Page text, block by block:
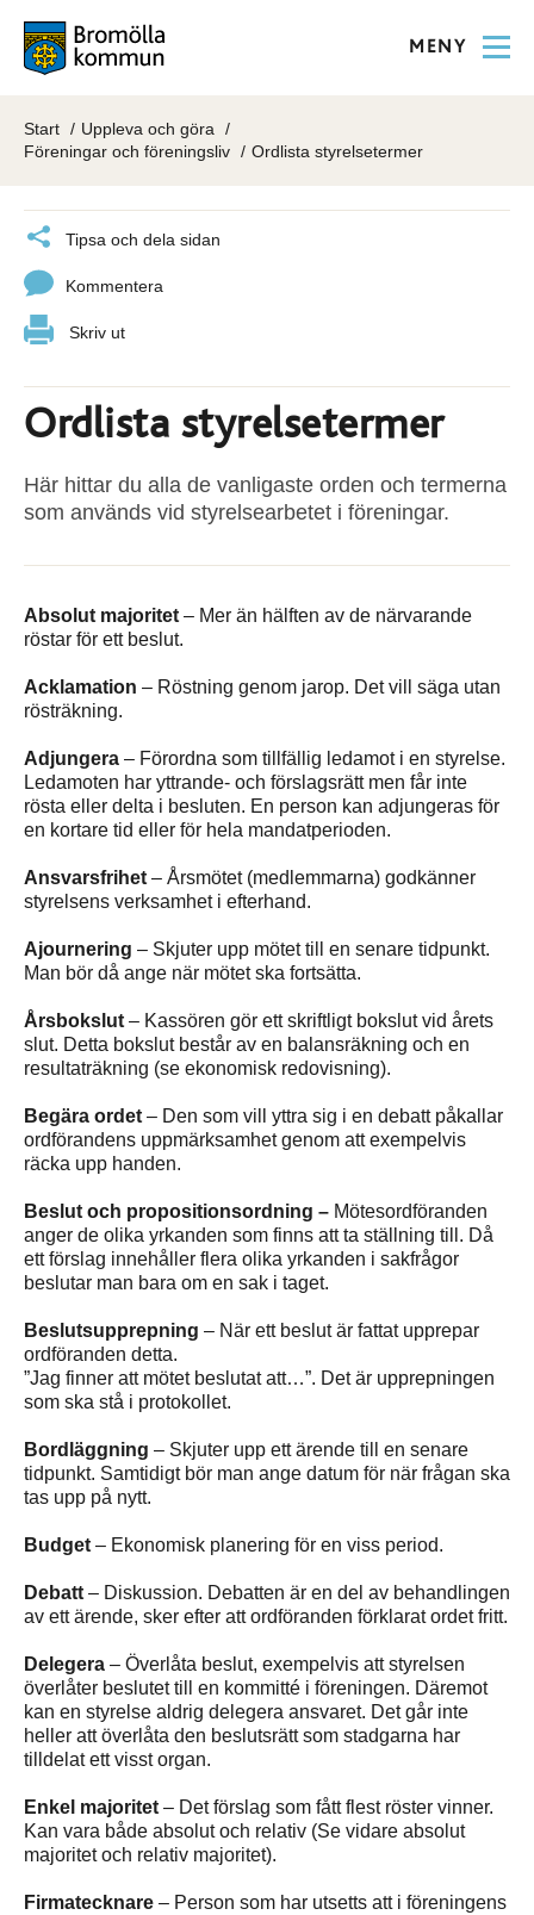
MENY
Start
Uppleva och göra
Föreningar och föreningsliv
Ordlista styrelsetermer
Tipsa och dela sidan
Kommentera
Skriv ut
Ordlista styrelsetermer
Här hittar du alla de vanligaste orden och termerna
som används vid styrelsearbetet i föreningar.
Absolut majoritet – Mer än hälften av de närvarande
röstar för ett beslut.
Acklamation – Röstning genom jarop. Det vill säga utan
rösträkning.
Adjungera – Förordna som tillfällig ledamot i en styrelse.
Ledamoten har yttrande- och förslagsrätt men får inte
rösta eller delta i besluten. En person kan adjungeras för
en kortare tid eller för hela mandatperioden.
Ansvarsfrihet – Årsmötet (medlemmarna) godkänner
styrelsens verksamhet i efterhand.
Ajournering – Skjuter upp mötet till en senare tidpunkt.
Man bör då ange när mötet ska fortsätta.
Årsbokslut – Kassören gör ett skriftligt bokslut vid årets
slut. Detta bokslut består av en balansräkning och en
resultaträkning (se ekonomisk redovisning).
Begära ordet – Den som vill yttra sig i en debatt påkallar
ordförandens uppmärksamhet genom att exempelvis
räcka upp handen.
Beslut och propositionsordning – Mötesordföranden
anger de olika yrkanden som finns att ta ställning till. Då
ett förslag innehåller flera olika yrkanden i sakfrågor
beslutar man bara om en sak i taget.
Beslutsupprepning – När ett beslut är fattat upprepar
ordföranden detta.
”Jag finner att mötet beslutat att…”. Det är upprepningen
som ska stå i protokollet.
Bordläggning – Skjuter upp ett ärende till en senare
tidpunkt. Samtidigt bör man ange datum för när frågan ska
tas upp på nytt.
Budget – Ekonomisk planering för en viss period.
Debatt – Diskussion. Debatten är en del av behandlingen
av ett ärende, sker efter att ordföranden förklarat ordet fritt.
Delegera – Överlåta beslut, exempelvis att styrelsen
överlåter beslutet till en kommitté i föreningen. Däremot
kan en styrelse aldrig delegera ansvaret. Det går inte
heller att överlåta den beslutsrätt som stadgarna har
tilldelat ett visst organ.
Enkel majoritet – Det förslag som fått flest röster vinner.
Kan vara både absolut och relativ (Se vidare absolut
majoritet och relativ majoritet).
Firmatecknare – Person som har utsetts att i föreningens